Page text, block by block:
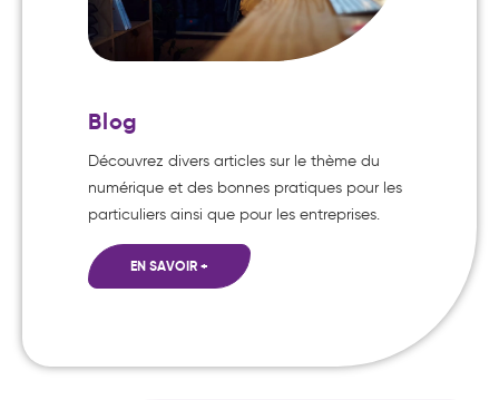
Blog
Découvrez divers articles sur le thème du
numérique et des bonnes pratiques pour les
particuliers ainsi que pour les entreprises.
EN SAVOIR +